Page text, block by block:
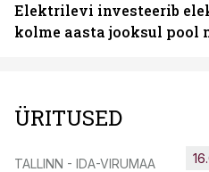
Elektrilevi investeerib
kolme aasta jooksul pool
ÜRITUSED
TALLINN - IDA-VIRUMAA